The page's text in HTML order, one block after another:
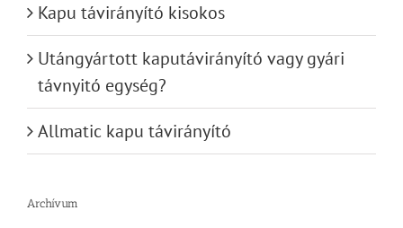
Kapu távirányító kisokos
Utángyártott kaputávirányító vagy gyári
távnyitó egység?
Allmatic kapu távirányító
Archívum